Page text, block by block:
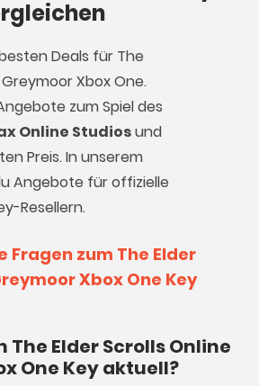
Deals für The
Xbox One.
zum Spiel des
Online Studiosund
Preis. In unserem
Angebote für offizielle
Resellern.
zum The Elder
Xbox One Key
The Elder Scrolls Online
One Key aktuell?